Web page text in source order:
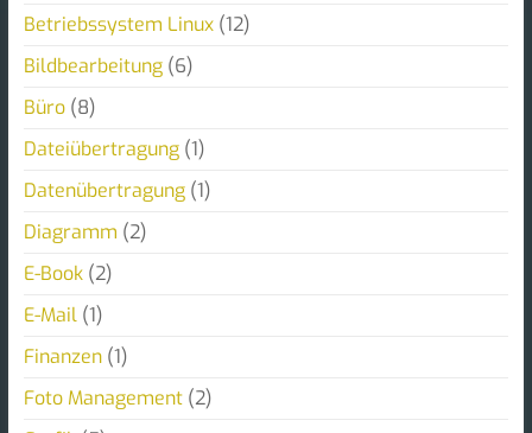
Betriebssystem Linux(12)
Bildbearbeitung(6)
Büro(8)
Dateiübertragung(1)
Datenübertragung(1)
Diagramm (2)
E-Book(2)
E-Mail(1)
Finanzen(1)
Foto Management(2)